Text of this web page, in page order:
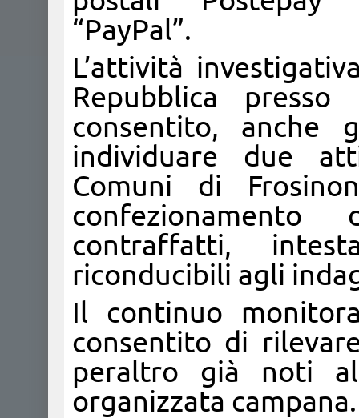
“PayPal”.
L’attività
Repubblica
consentito, anche
individuare due
Comuni di
contraffatti,
riconducibili agli
Il continuo
consentito di
peraltro già noti
organizzata campana.